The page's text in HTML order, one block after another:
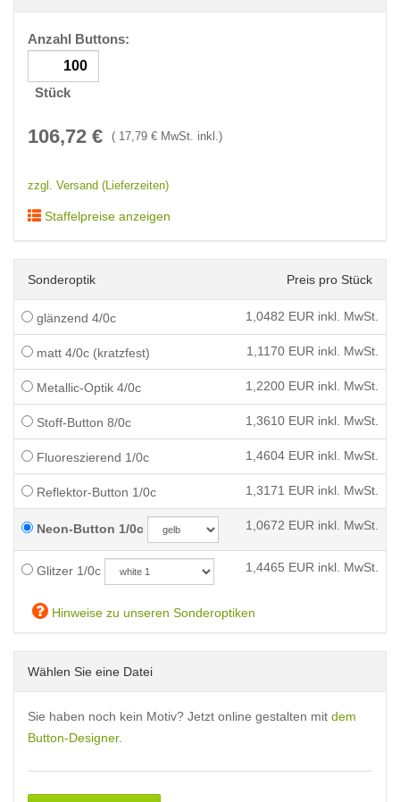
Anzahl Buttons:
Stück
106,72 € ( 17,79 € MwSt. inkl.)
zzgl. Versand (Lieferzeiten)
Staffelpreise anzeigen
Sonderoptik Preis pro Stück
glänzend 4/0c 1,0482 EUR inkl. MwSt.
matt 4/0c (kratzfest) 1,1170 EUR inkl. MwSt.
Metallic-Optik 4/0c 1,2200 EUR inkl. MwSt.
Stoff-Button 8/0c 1,3610 EUR inkl. MwSt.
Fluoreszierend 1/0c 1,4604 EUR inkl. MwSt.
Reflektor-Button 1/0c 1,3171 EUR inkl. MwSt.
Neon-Button 1/0c 1,0672 EUR inkl. MwSt.
Glitzer 1/0c 1,4465 EUR inkl. MwSt.
Hinweise zu unseren Sonderoptiken
Wählen Sie eine Datei
Sie haben noch kein Motiv? Jetzt online gestalten mit dem
Button-Designer.